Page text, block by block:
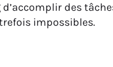
des
impossibles.